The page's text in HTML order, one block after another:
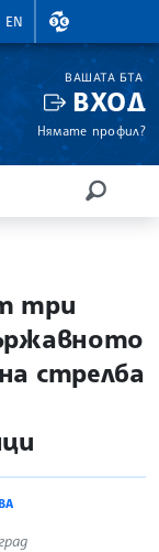
EN
ВАЛУТНИ
ВАШАТА БТА
ВХОД
Нямате профил?
три
стрелба